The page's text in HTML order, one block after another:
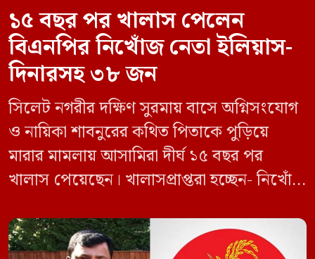
১৫ বছর পর খালাস পেলেন
বিএনপির নিখোঁজ নেতা ইলিয়াস-
দিনারসহ ৩৮ জন
সিলেট নগরীর দক্ষিণ সুরমায় বাসে অগ্নিসংযোগ
ও নায়িকা শাবনুরের কথিত পিতাকে পুড়িয়ে
মারার মামলায় আসামিরা দীর্ঘ ১৫ বছর পর
খালাস পেয়েছেন। খালাসপ্রাপ্তরা হচ্ছেন- নিখোঁজ
ইফতেখার আহমদ দিনারসহ ৩৮ জন নেতাকর্মী।
মঙ্গলবার দুপুরে মামলার দীর্ঘ শুনানি ও সাক্ষ্য-